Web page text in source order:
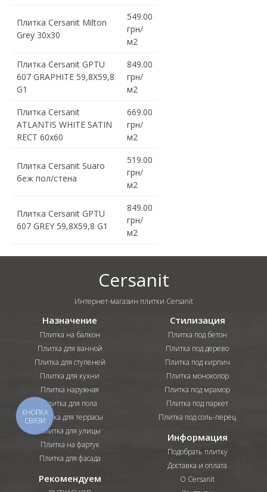
Плитка Cersanit Milton
Grey 30x30
549.00
грн/
м2
Плитка Cersanit GPTU
607 GRAPHITE 59,8X59,8
G1
849.00
грн/
м2
Плитка Cersanit
ATLANTIS WHITE SATIN
RECT 60x60
669.00
грн/
м2
Плитка Cersanit Suaro
беж пол/стена
519.00
грн/
м2
Плитка Cersanit GPTU
607 GREY 59,8X59,8 G1
849.00
грн/
м2
Cersanit
Интернет-магазин плитки Cersanit
Назначение
Плитка на балкон
Плитка для ванной
Плитка для ступеней
Плитка для кухни
Плитка наружная
Плитка для пола
Плитка для террасы
Плитка для улицы
Плитка на фартук
Плитка для фасада
Стилизация
Плитка под бетон
Плитка под дерево
Плитка под кирпич
Плитка моноколор
Плитка под мрамор
Плитка под паркет
Плитка под соль-перец
Информация
Подобрать плитку
Доставка и оплата
О Cersanit
Рекомендуем
КНОПКА
СВЯЗИ